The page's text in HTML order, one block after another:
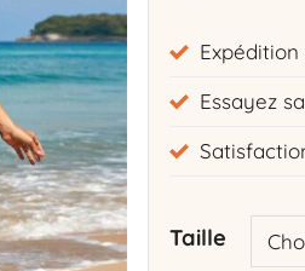
Essayez
Taille